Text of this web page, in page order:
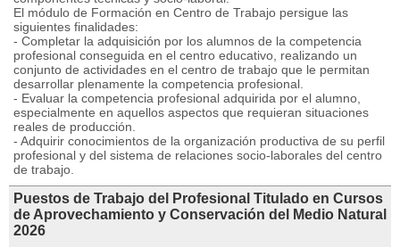
El módulo de Formación en Centro de Trabajo persigue las
siguientes finalidades:
- Completar la adquisición por los alumnos de la competencia
profesional conseguida en el centro educativo, realizando un
conjunto de actividades en el centro de trabajo que le permitan
desarrollar plenamente la competencia profesional.
- Evaluar la competencia profesional adquirida por el alumno,
especialmente en aquellos aspectos que requieran situaciones
reales de producción.
- Adquirir conocimientos de la organización productiva de su perfil
profesional y del sistema de relaciones socio-laborales del centro
de trabajo.
Puestos de Trabajo del Profesional Titulado en Cursos
de Aprovechamiento y Conservación del Medio Natural
2026